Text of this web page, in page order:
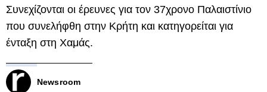
Συνεχίζονται οι έρευνες για τον 37χρονο Παλαιστίνιο
που συνελήφθη στην Κρήτη και κατηγορείται για
ένταξη στη Χαμάς.
Newsroom